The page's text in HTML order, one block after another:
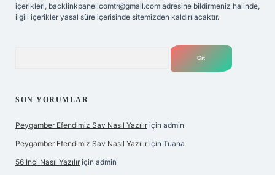
içerikleri, backlinkpanelicomtr@gmail.com adresine bildirmeniz halinde,
ilgili içerikler yasal süre içerisinde sitemizden kaldırılacaktır.
SON YORUMLAR
Peygamber Efendimiz Sav Nasıl Yazılır için admin
Peygamber Efendimiz Sav Nasıl Yazılır için Tuana
56 Inci Nasıl Yazılır için admin